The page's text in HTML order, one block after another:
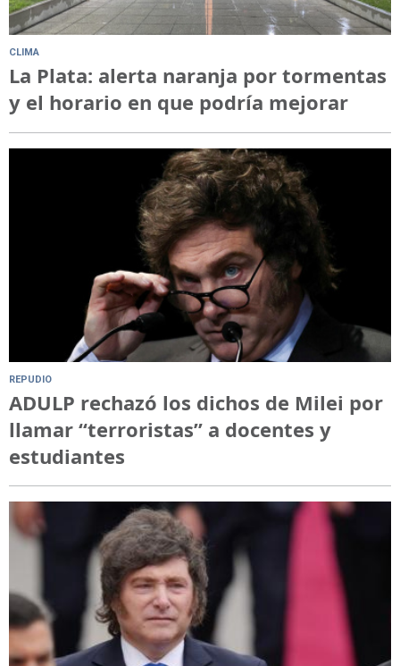
CLIMA
La Plata: alerta naranja por tormentas
y el horario en que podría mejorar
REPUDIO
ADULP rechazó los dichos de Milei por
llamar “terroristas” a docentes y
estudiantes